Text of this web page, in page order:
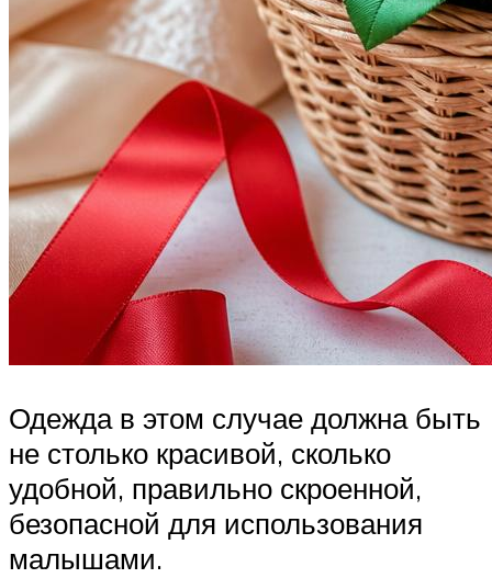
Одежда в этом случае должна быть
не столько красивой, сколько
удобной, правильно скроенной,
безопасной для использования
малышами.